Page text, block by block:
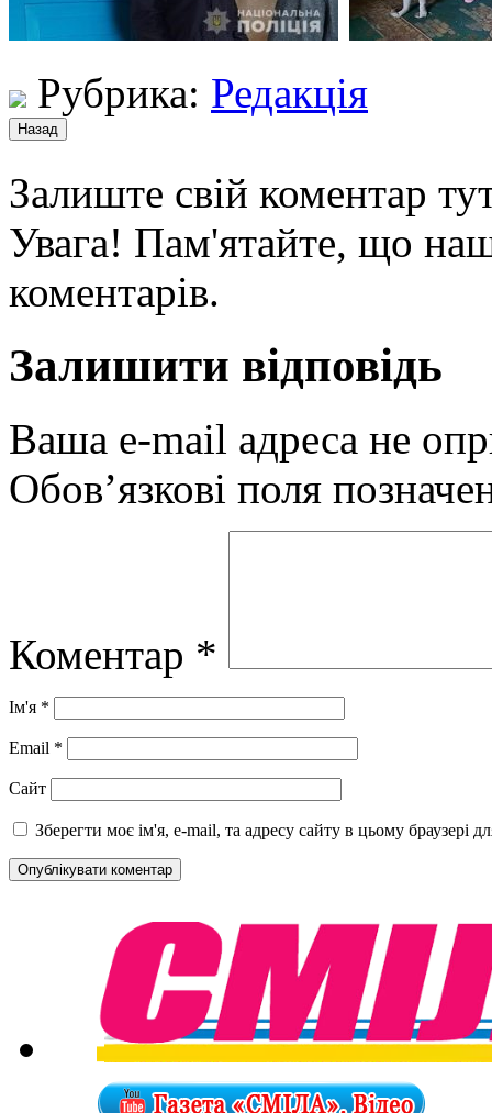
Рубрика: Редакція
Залиште свій коментар
Увага! Пам'ятайте, що
коментарів.
Залишити відповідь
Ваша e-mail адреса не
Обов’язкові поля
Коментар *
Ім'я *
Email *
Сайт
Зберегти моє ім'я, e-mail, та адресу сайту в цьому браузері